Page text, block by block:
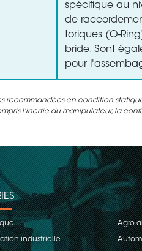
spécifique au
de
toriques (O-
bride. Sont
pour
recommandées en condition
l'inertie du manipulateur, la
Agro-
industrielle